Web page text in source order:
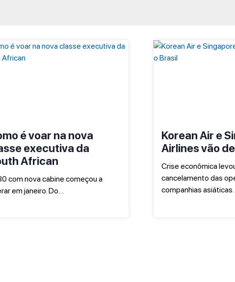
é voar na nova
executiva da
African
com nova cabine começou a
em janeiro. Do…
Korean Air e
Airlines vão
Crise econômica
cancelamento das
companhias asiáticas…